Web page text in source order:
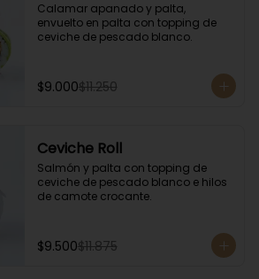
Calamar apanado y palta,
envuelto en palta con topping de
ceviche de pescado blanco.
$9.000$11.250
Ceviche Roll
Salmón y palta con topping de
ceviche de pescado blanco e hilos
de camote crocante.
$9.500$11.875